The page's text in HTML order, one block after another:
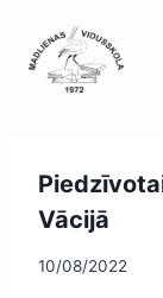
content
Vācijā
10/08/2022